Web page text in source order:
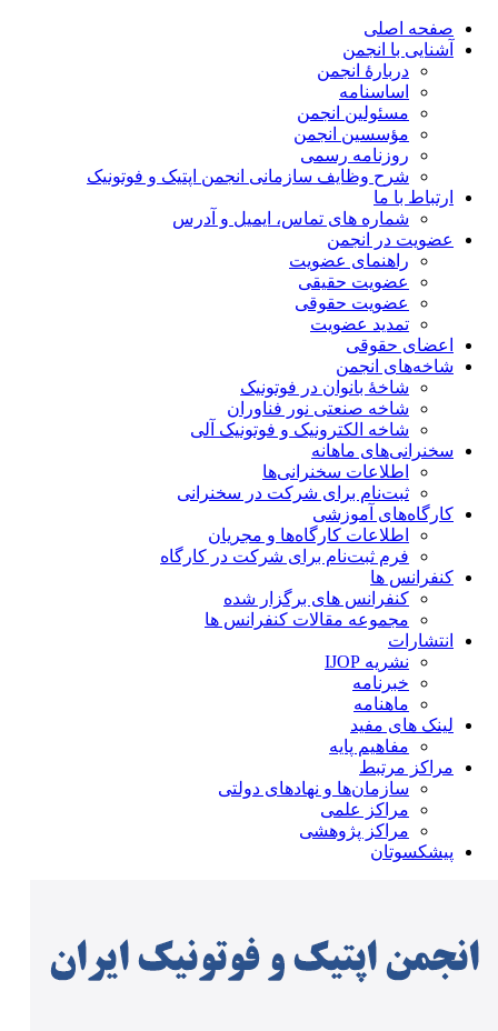
صفحه اصلی
آشنایی با انجمن
دربارۀ انجمن
اساسنامه
مسئولین انجمن
مؤسسین انجمن
روزنامه رسمی
شرح وظایف سازمانی انجمن اپتیک و فوتونیک
ارتباط با ما
شماره های تماس، ایمیل و آدرس
عضویت در انجمن
راهنمای عضویت
عضویت حقیقی
عضویت حقوقی
تمدید عضویت
اعضای حقوقی
شاخه‌های انجمن
شاخۀ بانوان در فوتونیک
شاخه صنعتی نور فناوران
شاخه‌ الکترونیک و فوتونیک آلی
سخنرانی‌های ماهانه
اطلاعات سخنرانی‌‌ها
ثبت‌نام برای شرکت در سخنرانی
کارگاه‌های آموزشی
اطلاعات کارگاه‌ها و مجریان
فرم ثبت‌نام برای شرکت در کارگاه
کنفرانس ها
کنفرانس های برگزار شده
مجموعه مقالات کنفرانس ها
انتشارات
نشریه IJOP
خبرنامه
ماهنامه
لینک های مفید
مفاهیم پایه
مراکز مرتبط
سازمان‌ها و نهادهای دولتی
مراکز علمی
مراکز پژوهشی
پیشکسوتان